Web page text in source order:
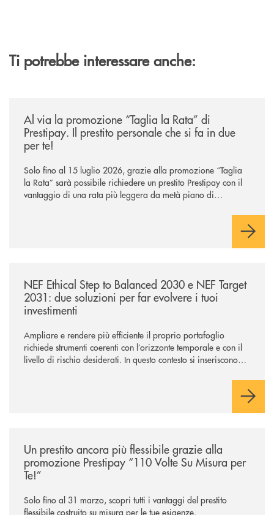
Ti potrebbe interessare anche:
Al via la promozione “Taglia la Rata” di
Prestipay. Il prestito personale che si fa in due
per te!
Solo fino al 15 luglio 2026, grazie alla promozione “Taglia
la Rata” sarà possibile richiedere un prestito Prestipay con il
vantaggio di una rata più leggera da metà piano di
NEF Ethical Step to Balanced 2030 e NEF Target
2031: due soluzioni per far evolvere i tuoi
investimenti
Ampliare e rendere più efficiente il proprio portafoglio
richiede strumenti coerenti con l’orizzonte temporale e con il
livello di rischio desiderati. In questo contesto si inseriscono
soluzioni tra loro complementari, pensate per accompagnare
Un prestito ancora più flessibile grazie alla
promozione Prestipay “110 Volte Su Misura per
Te!”
Solo fino al 31 marzo, scopri tutti i vantaggi del prestito
flessibile costruito su misura per le tue esigenze.